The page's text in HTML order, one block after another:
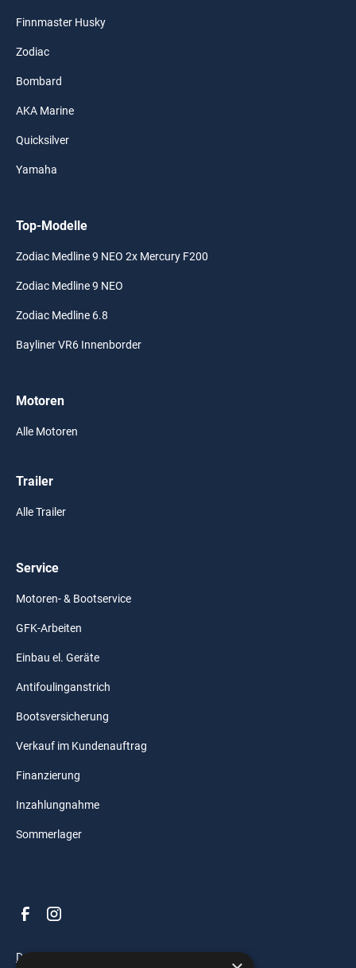
Finnmaster Husky
Zodiac
Bombard
AKA Marine
Quicksilver
Yamaha
Top-Modelle
Zodiac Medline 9 NEO 2x Mercury F200
Zodiac Medline 9 NEO
Zodiac Medline 6.8
Bayliner VR6 Innenborder
Motoren
Alle Motoren
Trailer
Alle Trailer
Service
Motoren- & Bootservice
GFK-Arbeiten
Einbau el. Geräte
Antifoulinganstrich
Bootsversicherung
Verkauf im Kundenauftrag
Finanzierung
Inzahlungnahme
Sommerlager
Datenschutz